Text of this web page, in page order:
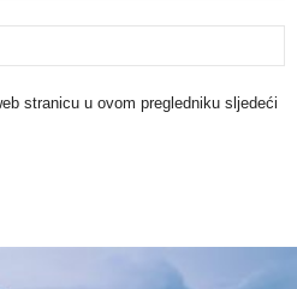
stranicu u ovom pregledniku sljedeći